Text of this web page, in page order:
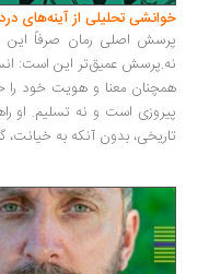
تحلیلی از آینه‌های دردار |
اصلی رمان صرفاً این نیست
عمیق‌تر این است: انسان
معنا و هویت خود را حفظ
است و نه تسلیم. او راهی
بدون آنکه به خیانت، گریز از